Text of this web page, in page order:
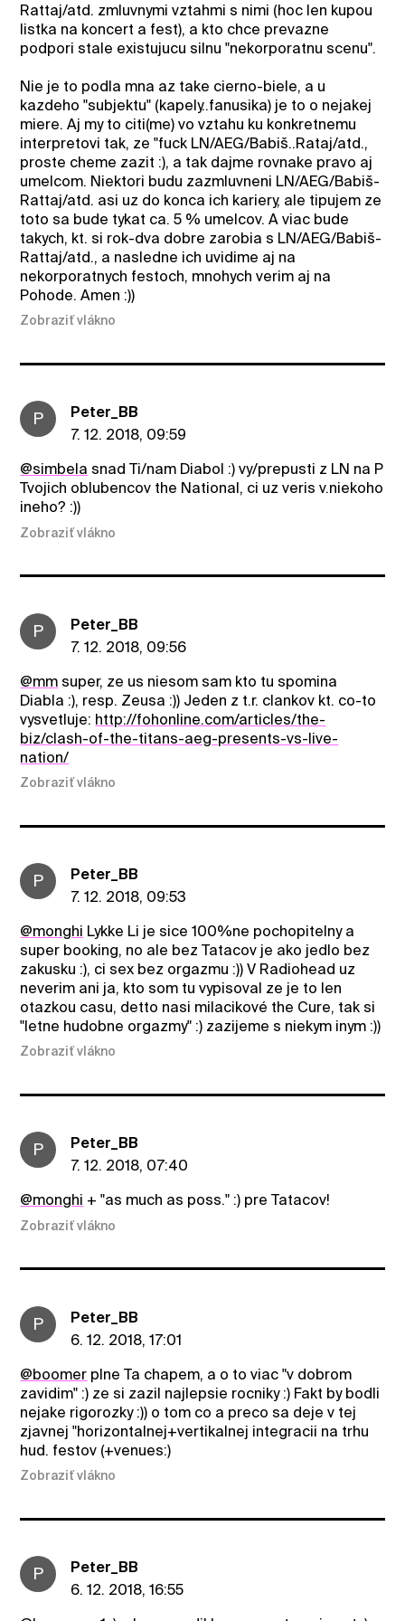
Rattaj/atd. zmluvnymi vztahmi s nimi (hoc len kupou
listka na koncert a fest), a kto chce prevazne
podpori stale existujucu silnu "nekorporatnu scenu".
Nie je to podla mna az take cierno-biele, a u
kazdeho "subjektu" (kapely..fanusika) je to o nejakej
miere. Aj my to citi(me) vo vztahu ku konkretnemu
interpretovi tak, ze "fuck LN/AEG/Babiš..Rataj/atd.,
proste cheme zazit :), a tak dajme rovnake pravo aj
umelcom. Niektori budu zazmluvneni LN/AEG/Babiš-
Rattaj/atd. asi uz do konca ich kariery, ale tipujem ze
toto sa bude tykat ca. 5 % umelcov. A viac bude
takych, kt. si rok-dva dobre zarobia s LN/AEG/Babiš-
Rattaj/atd., a nasledne ich uvidime aj na
nekorporatnych festoch, mnohych verim aj na
Pohode. Amen :))
Zobraziť vlákno
P
Peter_BB
7. 12. 2018, 09:59
@simbela snad Ti/nam Diabol :) vy/prepusti z LN na P
Tvojich oblubencov the National, ci uz veris v.niekoho
ineho? :))
Zobraziť vlákno
P
Peter_BB
7. 12. 2018, 09:56
@mm super, ze us niesom sam kto tu spomina
Diabla :), resp. Zeusa :)) Jeden z t.r. clankov kt. co-to
vysvetluje: http://fohonline.com/articles/the-
biz/clash-of-the-titans-aeg-presents-vs-live-
nation/
Zobraziť vlákno
P
Peter_BB
7. 12. 2018, 09:53
@monghi Lykke Li je sice 100%ne pochopitelny a
super booking, no ale bez Tatacov je ako jedlo bez
zakusku :), ci sex bez orgazmu :)) V Radiohead uz
neverim ani ja, kto som tu vypisoval ze je to len
otazkou casu, detto nasi milacikové the Cure, tak si
"letne hudobne orgazmy" :) zazijeme s niekym inym :))
Zobraziť vlákno
P
Peter_BB
7. 12. 2018, 07:40
@monghi + "as much as poss." :) pre Tatacov!
Zobraziť vlákno
P
Peter_BB
6. 12. 2018, 17:01
@boomer plne Ta chapem, a o to viac "v dobrom
zavidim" :) ze si zazil najlepsie rocniky :) Fakt by bodli
nejake rigorozky :)) o tom co a preco sa deje v tej
zjavnej "horizontalnej+vertikalnej integracii na trhu
hud. festov (+venues:)
Zobraziť vlákno
P
Peter_BB
6. 12. 2018, 16:55